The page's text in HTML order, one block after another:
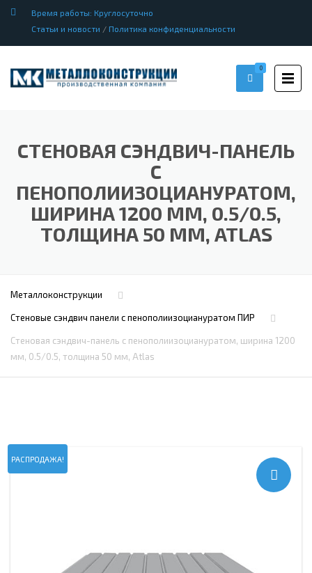
Время работы: Круглосуточно
Статьи и новости / Политика конфиденциальности
0
СТЕНОВАЯ СЭНДВИЧ-ПАНЕЛЬ
С
ПЕНОПОЛИИЗОЦИАНУРАТОМ,
ШИРИНА 1200 ММ, 0.5/0.5,
ТОЛЩИНА 50 ММ, ATLAS
Металлоконструкции
Стеновые сэндвич панели с пенополиизоциануратом ПИР
Стеновая сэндвич-панель с пенополиизоциануратом, ширина 1200
мм, 0.5/0.5, толщина 50 мм, Atlas
РАСПРОДАЖА!